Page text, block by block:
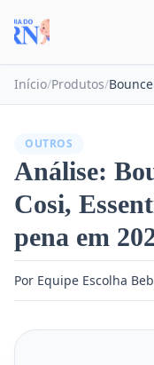
Início/Produtos/
OUTROS
Análise:
Cosi,
pena em
Por Equipe Escolha